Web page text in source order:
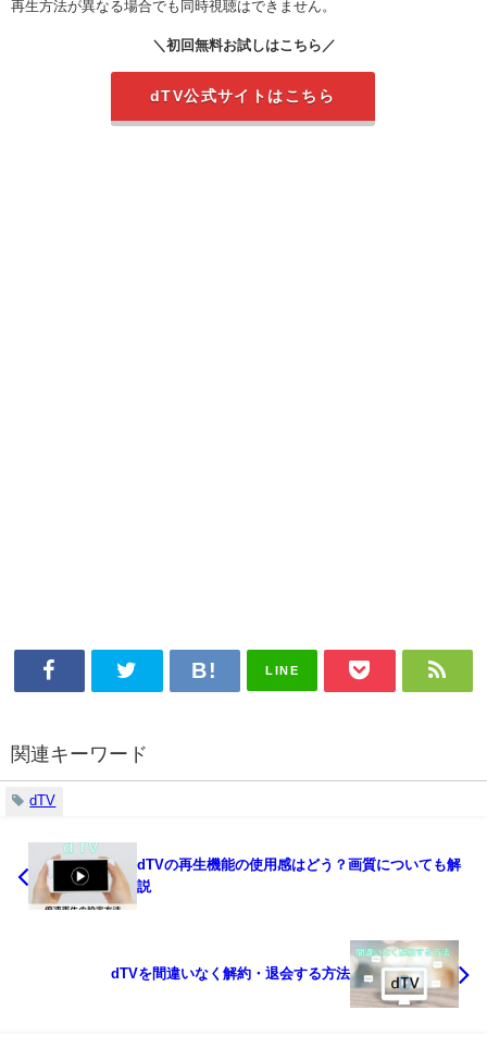
再生方法が異なる場合でも同時視聴はできません。
＼初回無料お試しはこちら／
dTV公式サイトはこちら
LINE
関連キーワード
dTV
dTVの再生機能の使用感はどう？画質についても解
説
dTVを間違いなく解約・退会する方法